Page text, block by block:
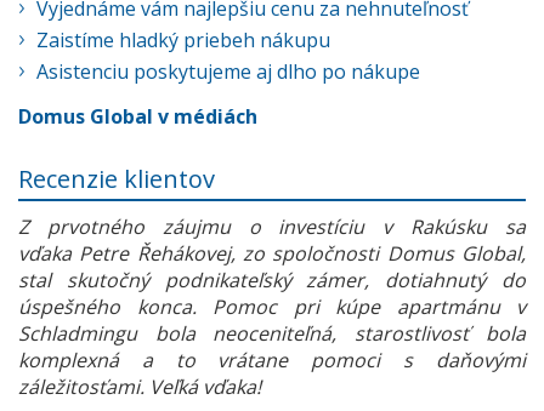
Vyjednáme vám najlepšiu cenu za nehnuteľnosť
Zaistíme hladký priebeh nákupu
Asistenciu poskytujeme aj dlho po nákupe
Domus Global v médiách
Recenzie klientov
Z prvotného záujmu o investíciu v Rakúsku sa
vďaka Petre Řehákovej, zo spoločnosti Domus Global,
stal skutočný podnikateľský zámer, dotiahnutý do
úspešného konca. Pomoc pri kúpe apartmánu v
Schladmingu bola neoceniteľná, starostlivosť bola
komplexná a to vrátane pomoci s daňovými
záležitosťami. Veľká vďaka!